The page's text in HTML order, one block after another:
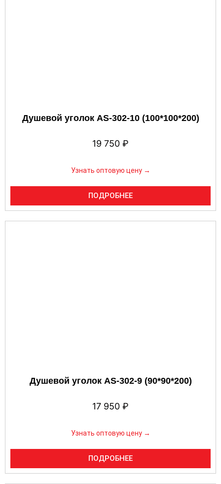
Душевой уголок AS-302-10 (100*100*200)
19 750 ₽
Узнать оптовую цену →
ПОДРОБНЕЕ
Душевой уголок AS-302-9 (90*90*200)
17 950 ₽
Узнать оптовую цену →
ПОДРОБНЕЕ